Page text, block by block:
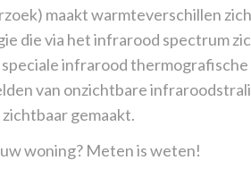
maakt warmteverschillen
die via het infrarood spectrum
infrarood thermografische
van onzichtbare
gemaakt.
woning? Meten is weten!